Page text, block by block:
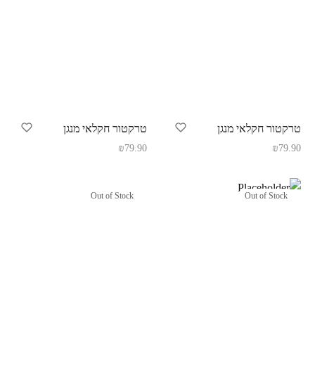
טרקטור חקלאי מנגן
₪79.90
טרקטור חקלאי מנגן
₪79.90
Out of Stock
Out of Stock